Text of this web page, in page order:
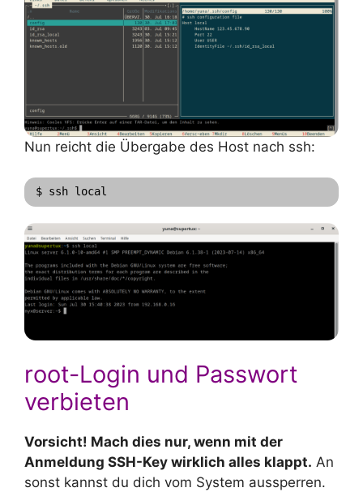
Nun reicht die Übergabe des Host nach ssh:
$ ssh local
root-Login und Passwort
verbieten
Vorsicht! Mach dies nur, wenn mit der
Anmeldung SSH-Key wirklich alles klappt. An
sonst kannst du dich vom System aussperren.